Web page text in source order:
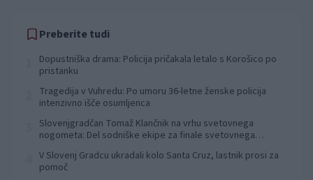
Preberite tudi
Dopustniška drama: Policija pričakala letalo s Korošico po
pristanku
Tragedija v Vuhredu: Po umoru 36-letne ženske policija
intenzivno išče osumljenca
Slovenjgradčan Tomaž Klančnik na vrhu svetovnega
nogometa: Del sodniške ekipe za finale svetovnega
V Slovenj Gradcu ukradali kolo Santa Cruz, lastnik prosi za
pomoč